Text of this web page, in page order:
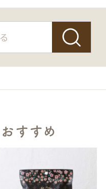
すすめ